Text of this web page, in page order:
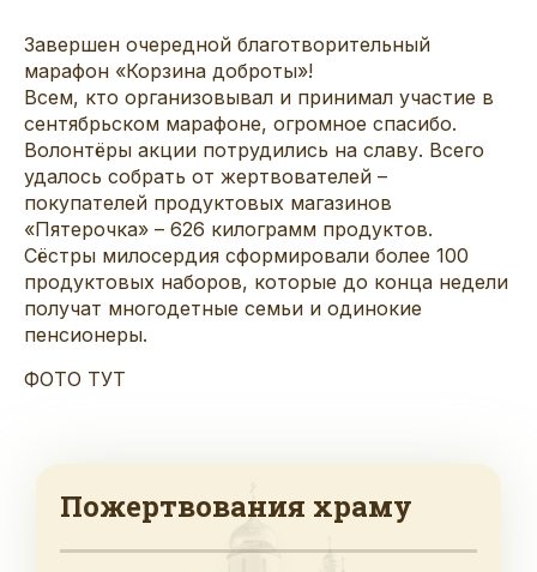
Завершен очередной благотворительный
марафон «Корзина доброты»!
Всем, кто организовывал и принимал участие в
сентябрьском марафоне, огромное спасибо.
Волонтёры акции потрудились на славу. Всего
удалось собрать от жертвователей –
покупателей продуктовых магазинов
«Пятерочка» – 626 килограмм продуктов.
Сёстры милосердия сформировали более 100
продуктовых наборов, которые до конца недели
получат многодетные семьи и одинокие
пенсионеры.
ФОТО ТУТ
Пожертвования храму